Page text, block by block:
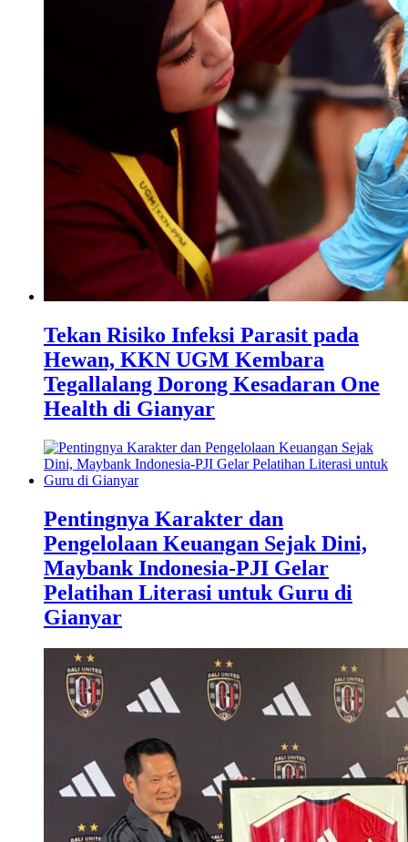
Tekan Risiko Infeksi Parasit pada
Hewan, KKN UGM Kembara
Tegallalang Dorong Kesadaran One
Health di Gianyar
Pentingnya Karakter dan
Pengelolaan Keuangan Sejak Dini,
Maybank Indonesia-PJI Gelar
Pelatihan Literasi untuk Guru di
Gianyar